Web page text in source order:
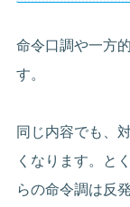
命令口調や一方
す。
同じ内容でも、
くなります。と
らの命令調は反